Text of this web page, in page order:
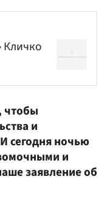
Кличко
чтобы
и
сегодня ночью
и
заявление об